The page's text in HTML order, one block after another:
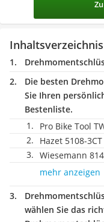
Inhaltsverzeichnis
Die besten
Sie Ihren
Bestenliste.
Pro Bike Tool
Hazet 5108-3CT
Wiesemann
mehr anzeigen
wählen Sie das